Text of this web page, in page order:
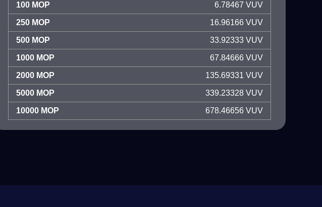
100 MOP 6.78467 VUV
250 MOP 16.96166 VUV
500 MOP 33.92333 VUV
1000 MOP 67.84666 VUV
2000 MOP 135.69331 VUV
5000 MOP 339.23328 VUV
10000 MOP 678.46656 VUV